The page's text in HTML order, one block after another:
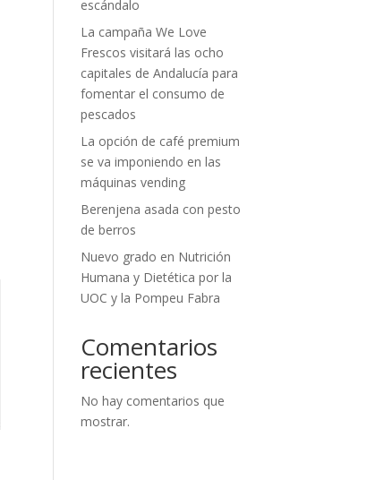
escándalo
La campaña We Love
Frescos visitará las ocho
capitales de Andalucía para
fomentar el consumo de
pescados
La opción de café premium
se va imponiendo en las
máquinas vending
Berenjena asada con pesto
de berros
Nuevo grado en Nutrición
Humana y Dietética por la
UOC y la Pompeu Fabra
Comentarios
recientes
No hay comentarios que
mostrar.